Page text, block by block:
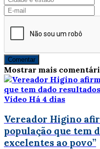
Comentar
Mostrar mais
Vídeo Há 4 dias
Vereador Higino
população que tem
excelentes ao povo”